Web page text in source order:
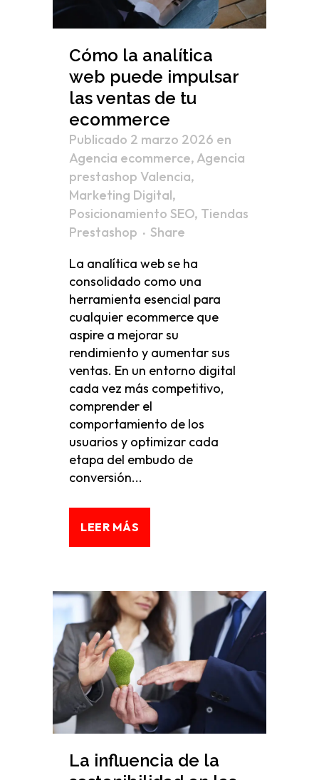
Cómo la analítica
web puede impulsar
las ventas de tu
ecommerce
Publicado 2 marzo 2026 en
Agencia ecommerce, Agencia
prestashop Valencia,
Marketing Digital,
Posicionamiento SEO, Tiendas
Prestashop
Share
La analítica web se ha
consolidado como una
herramienta esencial para
cualquier ecommerce que
aspire a mejorar su
rendimiento y aumentar sus
ventas. En un entorno digital
cada vez más competitivo,
comprender el
comportamiento de los
usuarios y optimizar cada
etapa del embudo de
conversión...
LEER MÁS
La influencia de la